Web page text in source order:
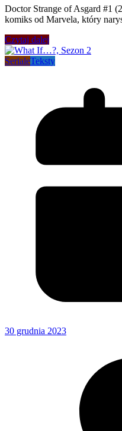
Doctor Strange of Asgard #1
komiks od Marvela, który
Czytaj dalej
SerialeTeksty
30 grudnia 2023